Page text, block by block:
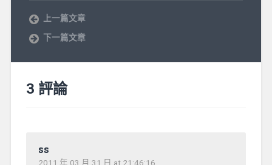
上一篇文章
下一篇文章
3 評論
ss
2011 年 03 月 31 日 at 21:46:16